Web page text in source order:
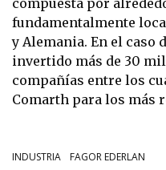
fundamentalmente
y Alemania. En el caso
invertido más de 30
compañías entre los
Comarth para los más
INDUSTRIA FAGOR EDERLAN